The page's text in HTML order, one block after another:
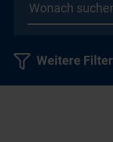
Weitere Filter